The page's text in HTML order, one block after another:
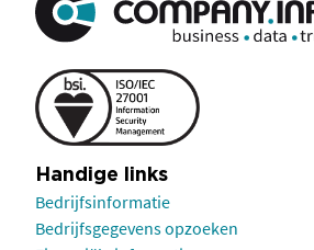
Handige links
Bedrijfsinformatie
Bedrijfsgegevens opzoeken